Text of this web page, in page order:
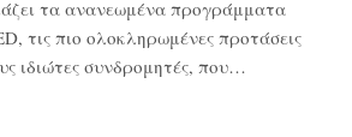
τα ανανεωμέναπρογράμματα
τιςπιο ολοκληρωμένες προτάσεις
ιδιώτες συνδρομητές, που…